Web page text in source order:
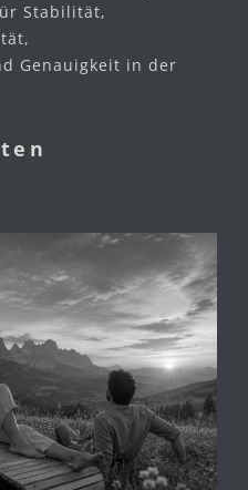
Stabilität,
Genauigkeit in der